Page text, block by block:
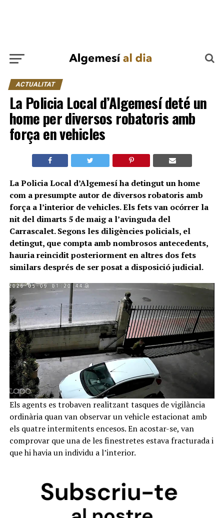
ACTUALITAT
La Policia Local d’Algemesí deté un
home per diversos robatoris amb
força en vehicles
La Policia Local d’Algemesí ha detingut un home
com a presumpte autor de diversos robatoris amb
força a l’interior de vehicles. Els fets van ocórrer la
nit del dimarts 5 de maig a l’avinguda del
Carrascalet. Segons les diligències policials, el
detingut, que compta amb nombrosos antecedents,
hauria reincidit posteriorment en altres dos fets
similars després de ser posat a disposició judicial.
Els agents es trobaven realitzant tasques de vigilància
ordinària quan van observar un vehicle estacionat amb
els quatre intermitents encesos. En acostar-se, van
comprovar que una de les finestretes estava fracturada i
que hi havia un individu a l’interior.